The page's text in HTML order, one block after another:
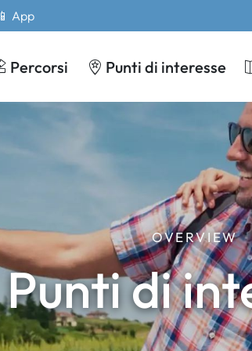
📱 App
Percorsi Punti di interesse
OVERVIEW
Punti di